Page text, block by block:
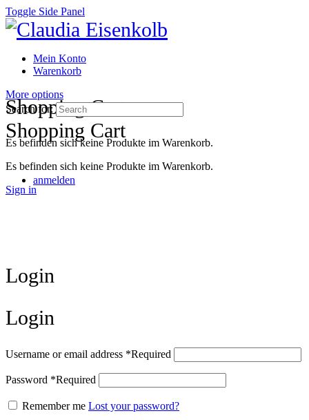
Toggle Side Panel
Mein Konto
Warenkorb
More options
Shopping Cart
Es befinden sich keine Produkte im Warenkorb.
Sign in
Shopping Cart
Es befinden sich keine Produkte im Warenkorb.
Search for:
anmelden
Login
Login
Username or email address *Required
Password *Required
Remember me Lost your password?